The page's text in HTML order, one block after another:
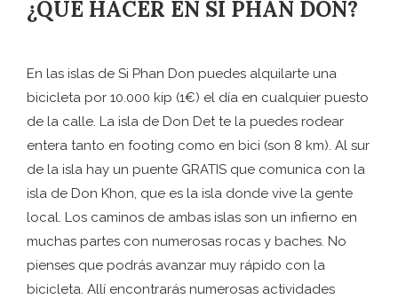
¿QUÉ HACER EN SI PHAN DON?
En las islas de Si Phan Don puedes alquilarte una
bicicleta por 10.000 kip (1€) el día en cualquier puesto
de la calle. La isla de Don Det te la puedes rodear
entera tanto en footing como en bici (son 8 km). Al sur
de la isla hay un puente GRATIS que comunica con la
isla de Don Khon, que es la isla donde vive la gente
local. Los caminos de ambas islas son un infierno en
muchas partes con numerosas rocas y baches. No
pienses que podrás avanzar muy rápido con la
bicicleta. Allí encontrarás numerosas actividades